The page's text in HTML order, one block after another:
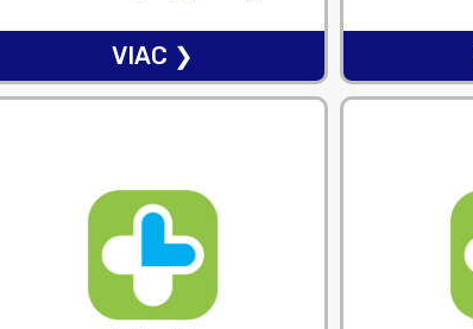
zadarmo (70 ks)
VIAC ❯